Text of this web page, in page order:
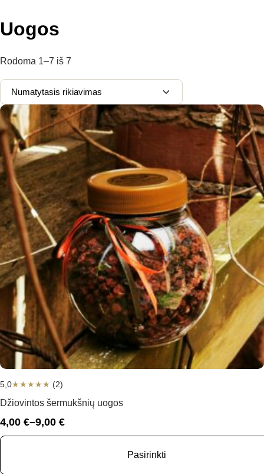
Uogos
Rodoma 1–7 iš 7
5,0★★★★★ (2)
Džiovintos šermukšnių uogos
4,00 €–9,00 €
Price
range:
Pasirinkti